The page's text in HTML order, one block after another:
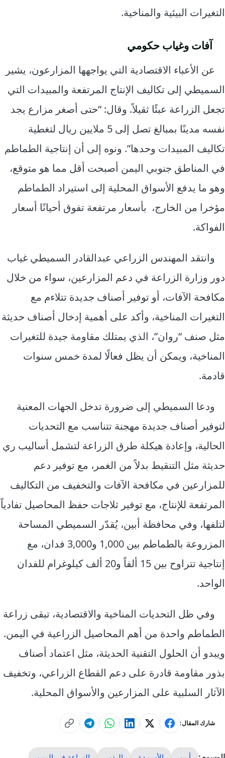
التغيرات البيئية والمناخية.
آفات وغياب حكومي
عن الأعباء الاقتصادية التي يواجهها المزارعون، يشير
السميطي إلى تكاليف الإنتاج المرتفعة والمبيدات التي
تجعل الزراعة عبئًا ثقيلاً. وقال: “حتى أصغر مزارع يجد
نفسه مدينًا بمبالغ تصل إلى 5 ملايين ريال لتغطية
تكاليف المبيدات وحدها”. ونوه إلى أن إنتاجية الطماطم
في المناطق جنوبي اليمن أصبحت أقل مما هو متوقع،
وهو ما يدفع الأسواق المحلية إلى استيراد الطماطم
مؤخرا من الخارج، بأسعار مرتفعة تفوق أحيانًا أسعار
الفواكة.
وانتقد المهندس الزراعي عبدالقادر السميطي غياب
دور وزارة الزراعة في دعم المزارعين، سواء من خلال
مكافحة الآفات، أو توفير أصناف جديدة تتلاءم مع
التغيرات المناخية، وأكد على أهمية إدخال أصناف حديثة
مثل صنف “روان”، الذي يمتلك مقاومة جيدة للتغيرات
المناخية، ويمكن أن يظل فعالًا لمدة خمس سنوات
قادمة.
ودعا السميطي إلى ضرورة تدخل الجهات المعنية
لتوفير أصناف جديدة مهجنة تتناسب مع التحديات
الحالية، وإعادة هيكلة طرق الزراعة لتشمل أساليب ري
حديثة مثل التنقيط بدلاً من الغمر، مع توفير دعم
للمزارعين في مكافحة الآفات والتخفيف من التكاليف
المرتفعة للإنتاج، مع توفير ثلاجات حفظ المحاصيل تفادياً
لتلفها، وفي محافظة أبين، يُقدّر السميطي المساحة
المزروعة بالطماطم بين 1,000 و3,000 فدان، مع
إنتاجية تتراوح بين 15 ألفاً و20 ألف كيلوغرام للفدان
الواحد.
وفي ظل التحديات المناخية والاقتصادية، تبقى زراعة
الطماطم واحدة من أهم المحاصيل الزراعية في اليمن.
ويبدو أن الحلول التقنية الحديثة، مثل اعتماد أصناف
بذور مقاومة قادرة على دعم القطاع الزراعي، وتخفيف
الآثار السلبية على المزارعين والأسواق المحلية.
شارك المقال: